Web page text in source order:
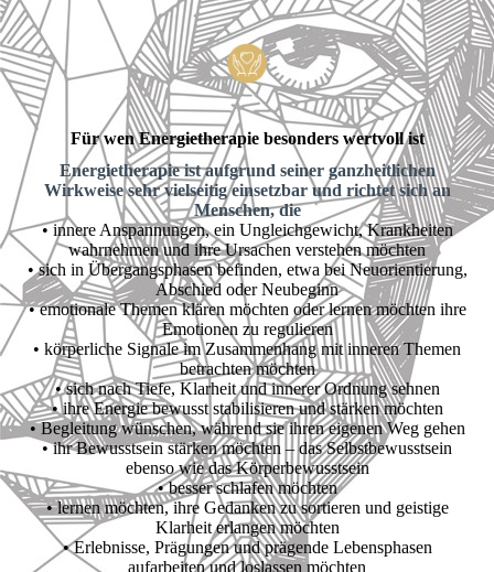
Für wen Energietherapie besonders wertvoll ist
Energietherapie ist aufgrund seiner ganzheitlichen
Wirkweise sehr vielseitig einsetzbar und richtet sich an
Menschen, die
• innere Anspannungen, ein Ungleichgewicht, Krankheiten
wahrnehmen und ihre Ursachen verstehen möchten
• sich in Übergangsphasen befinden, etwa bei Neuorientierung,
Abschied oder Neubeginn
• emotionale Themen klären möchten oder lernen möchten ihre
Emotionen zu regulieren
• körperliche Signale im Zusammenhang mit inneren Themen
betrachten möchten
• sich nach Tiefe, Klarheit und innerer Ordnung sehnen
• ihre Energie bewusst stabilisieren und stärken möchten
• Begleitung wünschen, während sie ihren eigenen Weg gehen
• ihr Bewusstsein stärken möchten – das Selbstbewusstsein
ebenso wie das Körperbewusstsein
• besser schlafen möchten
• lernen möchten, ihre Gedanken zu sortieren und geistige
Klarheit erlangen möchten
• Erlebnisse, Prägungen und prägende Lebensphasen
aufarbeiten und loslassen möchten